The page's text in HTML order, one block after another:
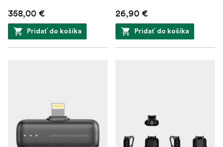
358,00 €
Pridať do košíka
26,90 €
Pridať do košíka